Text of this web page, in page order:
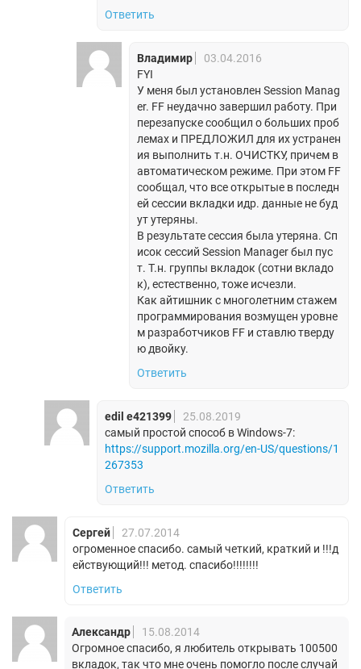
Ответить
Владимир
03.04.2016
FYI
У меня был установлен Session Manag
er. FF неудачно завершил работу. При
перезапуске сообщил о больших проб
лемах и ПРЕДЛОЖИЛ для их устранен
ия выполнить т.н. ОЧИСТКУ, причем в
автоматическом режиме. При этом FF
сообщал, что все открытые в последн
ей сессии вкладки идр. данные не буд
ут утеряны.
В результате сессия была утеряна. Сп
исок сессий Session Manager был пус
т. Т.н. группы вкладок (сотни вкладо
к), естественно, тоже исчезли.
Как айтишник с многолетним стажем
программирования возмущен уровне
м разработчиков FF и ставлю тверду
ю двойку.
Ответить
edil e421399
25.08.2019
самый простой способ в Windows-7:
https://support.mozilla.org/en-US/questions/1
267353
Ответить
Сергей
27.07.2014
огроменное спасибо. самый четкий, краткий и !!!д
ействующий!!! метод. спасибо!!!!!!!!
Ответить
Александр
15.08.2014
Огромное спасибо, я любитель открывать 100500
вкладок, так что мне очень помогло после случай